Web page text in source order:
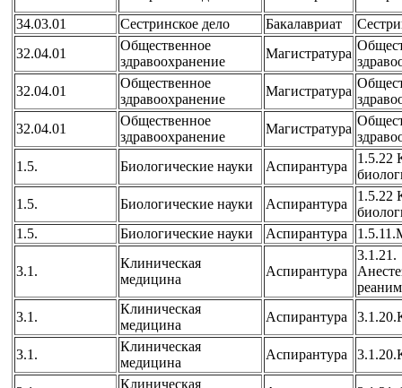
34.03.01
Сестринское дело Бакалавриат
32.04.01
Общественное
здравоохранение
Магистратура
32.04.01
Общественное
здравоохранение
Магистратура
32.04.01
Общественное
здравоохранение
Магистратура
1.5.
Биологические науки Аспирантура
1.5.22
1.5.
Биологические науки Аспирантура
1.5.22
1.5.
Биологические науки Аспирантура
3.1.
Клиническая
медицина
Аспирантура
3.1.21.
3.1.
Клиническая
медицина
Аспирантура
3.1.
Клиническая
медицина
Аспирантура
Клиническая